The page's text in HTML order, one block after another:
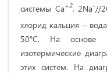
системы Ca+2, 2Na-//
хлорид кальция –
50°С. На основе
изотермические
этих систем. На